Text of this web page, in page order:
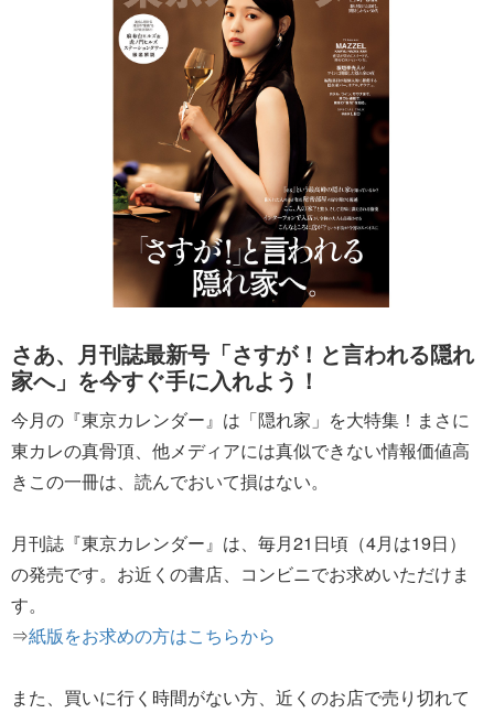
さあ、月刊誌最新号「さすが！と言われる隠れ
家へ」を今すぐ手に入れよう！
今月の『東京カレンダー』は「隠れ家」を大特集！まさに
東カレの真骨頂、他メディアには真似できない情報価値高
きこの一冊は、読んでおいて損はない。
月刊誌『東京カレンダー』は、毎月21日頃（4月は19日）
の発売です。お近くの書店、コンビニでお求めいただけま
す。
⇒紙版をお求めの方はこちらから
また、買いに行く時間がない方、近くのお店で売り切れて